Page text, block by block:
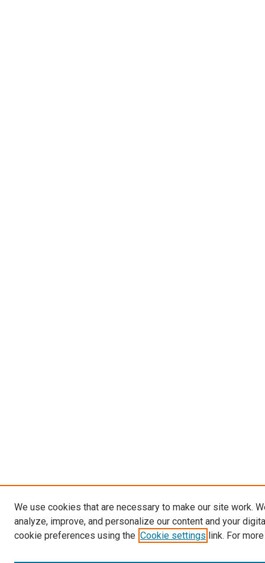
We use cookies that are necessary to make our site work.
analyze, improve, and personalize our content and your
cookie preferences using the Cookie settings link. For